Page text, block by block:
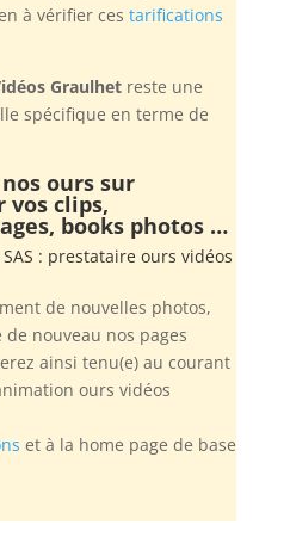
à vérifier ces tarifications
Graulhetreste une
spécifique en terme de
ours sur
vos clips,
books photos …
: prestataire ours vidéos
de nouvelles photos,
de nouveau nos pages
ainsi tenu(e) au courant
ours vidéos
et à la home page de base